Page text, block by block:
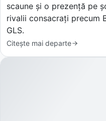
scaune și o prezență pe
rivalii consacrați precum
GLS.
Citește mai departe